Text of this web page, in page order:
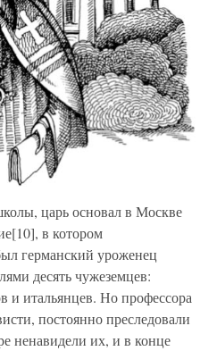
царь основал в Москве
в котором
германский уроженец
десять чужеземцев:
и итальянцев. Но профессора
постоянно преследовали
ненавидели их, и в конце